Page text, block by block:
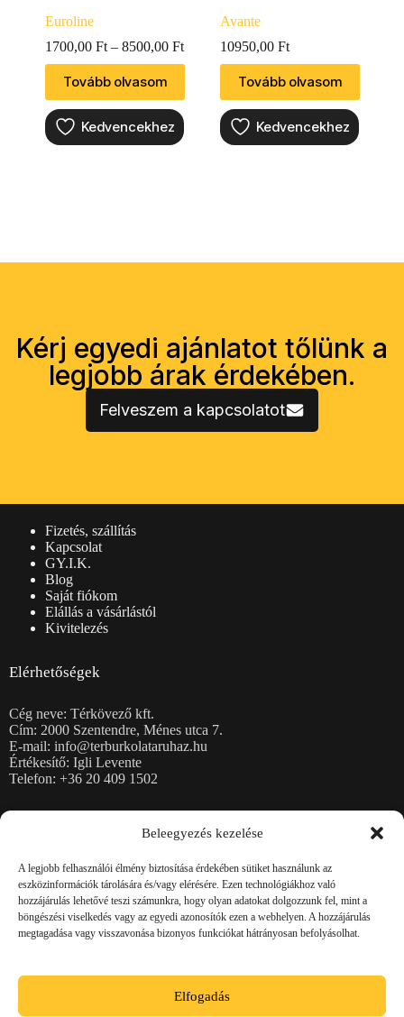
Beleegyezés kezelése
A legjobb felhasználói élmény biztosítása érdekében sütiket használunk az
eszközinformációk tárolására és/vagy elérésére. Ezen technológiákhoz való
hozzájárulás lehetővé teszi számunkra, hogy olyan adatokat dolgozzunk fel, mint a
böngészési viselkedés vagy az egyedi azonosítók ezen a webhelyen. A hozzájárulás
megtagadása vagy visszavonása bizonyos funkciókat hátrányosan befolyásolhat.
Elfogadás
Euroline
1700,00 Ft – 8500,00 Ft
Tovább olvasom
Kedvencekhez
Avante
10950,00 Ft
Tovább olvasom
Kedvencekhez
Kérj egyedi ajánlatot tőlünk a
legjobb árak érdekében.
Felveszem a kapcsolatot
Fizetés, szállítás
Kapcsolat
GY.I.K.
Blog
Saját fiókom
Elállás a vásárlástól
Kivitelezés
Elérhetőségek
Cég neve: Térkövező kft.
Cím: 2000 Szentendre, Ménes utca 7.
E-mail: info@terburkolataruhaz.hu
Értékesítő: Igli Levente
Telefon: +36 20 409 1502
Kerítéskövek, fedlapok
Rézsűkő, Lépcsőblokkok, Kerti támfalelemek
Magaságyások
Szegélykövek
Zsalukövek
Jogi információk